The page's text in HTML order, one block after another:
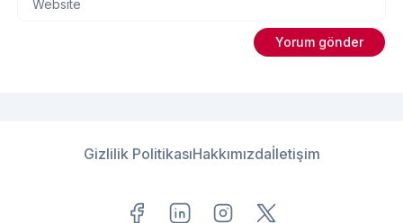
Gizlilik PolitikasıHakkımızdaİletişim